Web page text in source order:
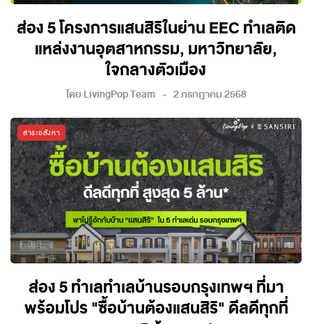
ส่อง 5 โครงการแสนสิริในย่าน EEC ทำเลติด
แหล่งงานอุตสาหกรรม, มหาวิทยาลัย,
ใจกลางตัวเมือง
โดย LivingPop Team 2 กรกฎาคม 2568
สาระอสังหา
ส่อง 5 ทำเลทำเลบ้านรอบกรุงเทพฯ ที่มา
พร้อมโปร "ซื้อบ้านต้องแสนสิริ" ดีลดีทุกที่